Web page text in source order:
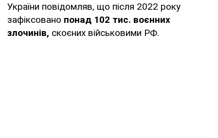
України повідомляв, що після 2022 року
зафіксовано понад 102 тис. воєнних
злочинів, скоєних військовими РФ.